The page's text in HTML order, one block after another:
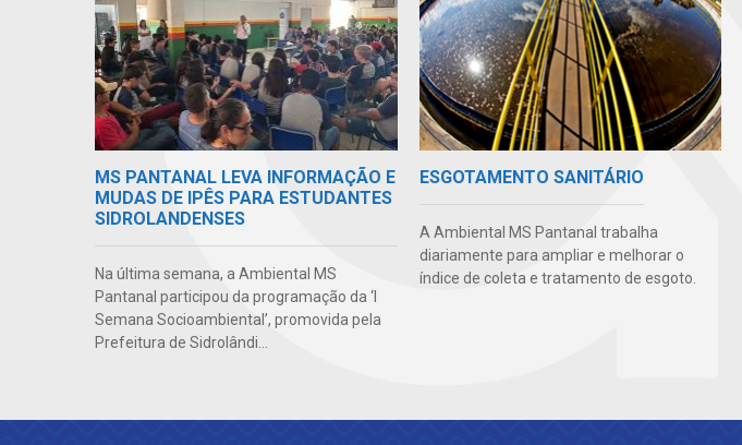
MS PANTANAL LEVA INFORMAÇÃO E
MUDAS DE IPÊS PARA ESTUDANTES
SIDROLANDENSES
Na última semana, a Ambiental MS
Pantanal participou da programação da ‘I
Semana Socioambiental’, promovida pela
Prefeitura de Sidrolândi...
ESGOTAMENTO SANITÁRIO
A Ambiental MS Pantanal trabalha
diariamente para ampliar e melhorar o
índice de coleta e tratamento de esgoto.